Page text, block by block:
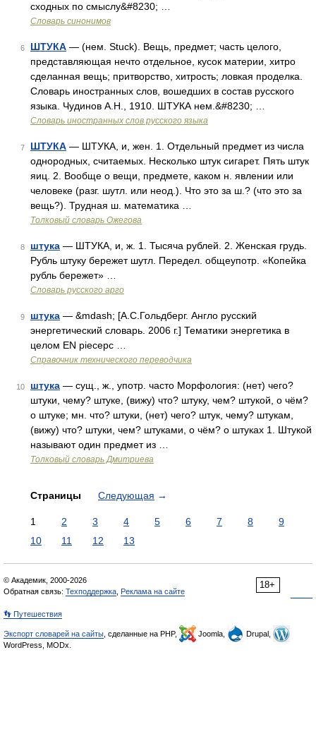
сходных по смыслу&#8230; …
Словарь синонимов
6 ШТУКА — (нем. Stuck). Вещь, предмет; часть целого,
представляющая нечто отдельное, кусок материи, хитро
сделанная вещь; притворство, хитрость; ловкая проделка.
Словарь иностранных слов, вошедших в состав русского
языка. Чудинов А.Н., 1910. ШТУКА нем.&#8230; …
Словарь иностранных слов русского языка
7 ШТУКА — ШТУКА, и, жен. 1. Отдельный предмет из числа
однородных, считаемых. Несколько штук сигарет. Пять штук
яиц. 2. Вообще о вещи, предмете, каком н. явлении или
человеке (разг. шутл. или неод.). Что это за ш.? (что это за
вещь?). Трудная ш. математика …
Толковый словарь Ожегова
8 штука — ШТУКА, и, ж. 1. Тысяча рублей. 2. Женская грудь.
Рубль штуку бережет шутл. Передел. общеупотр. «Копейка
рубль бережет» …
Словарь русского арго
9 штука — &mdash; [А.С.Гольдберг. Англо русский
энергетический словарь. 2006 г.] Тематики энергетика в
целом EN piecepc …
Справочник технического переводчика
10 штука — сущ., ж., употр. часто Морфология: (нет) чего?
штуки, чему? штуке, (вижу) что? штуку, чем? штукой, о чём?
о штуке; мн. что? штуки, (нет) чего? штук, чему? штукам,
(вижу) что? штуки, чем? штуками, о чём? о штуках 1. Штукой
называют один предмет из …
Толковый словарь Дмитриева
Страницы Следующая →
1 2 3 4 5 6 7 8
9
10
11 12 13
18+
© Академик, 2000-2026
Обратная связь: Техподдержка Реклама на сайте
👣 Путешествия
Экспорт словарей на сайты , сделанные на PHP, Joomla,
Drupal,
WordPress, MODx.